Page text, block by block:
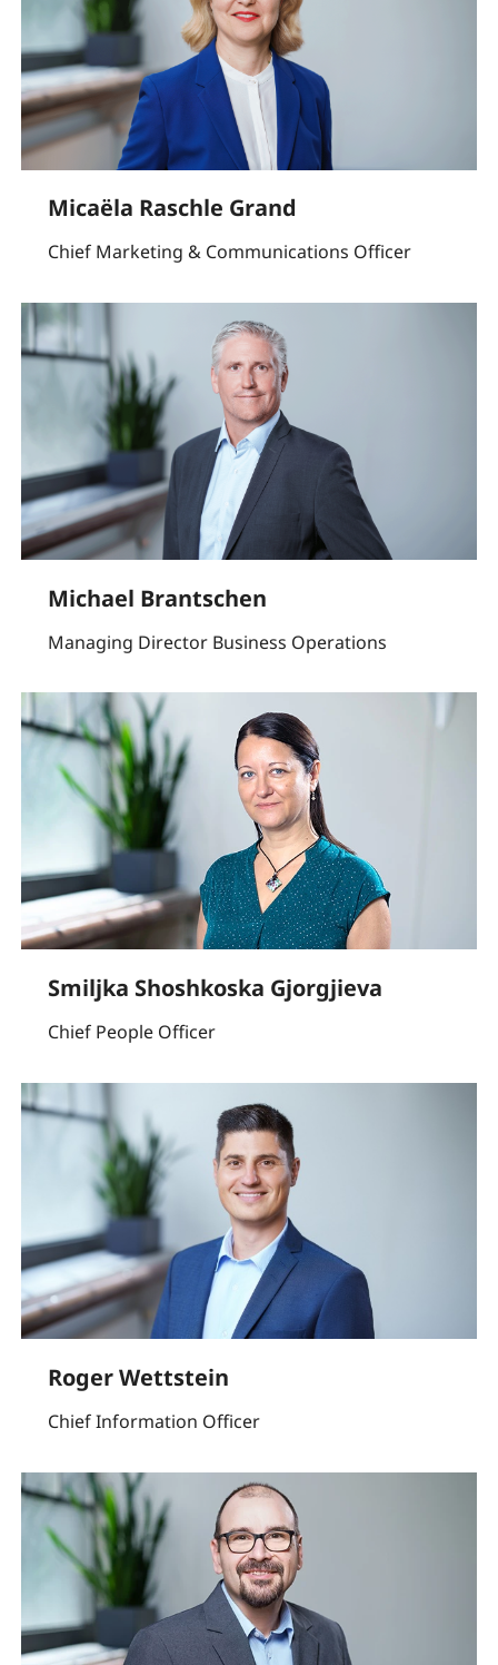
Micaëla Raschle Grand
Chief Marketing & Communications Officer
Michael Brantschen
Managing Director Business Operations
Smiljka Shoshkoska Gjorgjieva
Chief People Officer
Roger Wettstein
Chief Information Officer